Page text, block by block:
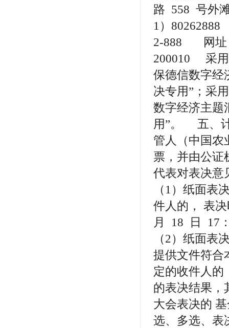
路 558 号外
1）
2-888 网址
200010 采用
保德信数字经
决专用”；采
数字经济主题
用”。 五、计
管人（中国农
票，并由公证
代表对表决
（1）纸面表
件人的， 表
月 18 日 17
（2）纸面
提供文件符合
定的收件人的
的表决结果，
大会表决的
选、多选、表